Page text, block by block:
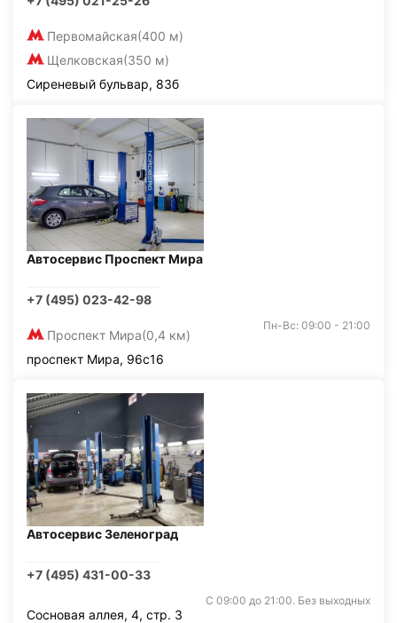
Первомайская(400 м)
Щелковская(350 м)
Сиреневый бульвар, 83б
Автосервис Проспект Мира
+7 (495) 023-42-98
Проспект Мира(0,4 км)
Пн-Вс: 09:00 - 21:00
проспект Мира, 96с16
Автосервис Зеленоград
+7 (495) 431-00-33
С 09:00 до 21:00. Без выходных
Сосновая аллея, 4, стр. 3